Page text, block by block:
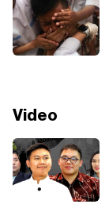
Video